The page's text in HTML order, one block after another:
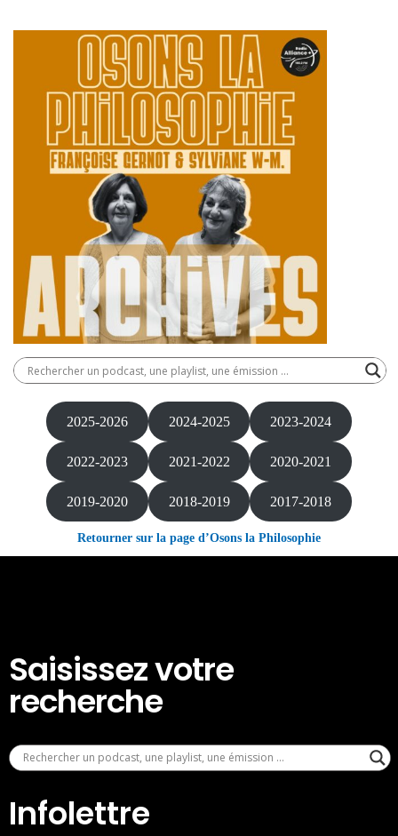
2025-2026 2024-2025 2023-2024
2022-2023 2021-2022 2020-2021
2019-2020 2018-2019 2017-2018
Retourner sur la page d’Osons la Philosophie
Saisissez votre
recherche
Infolettre